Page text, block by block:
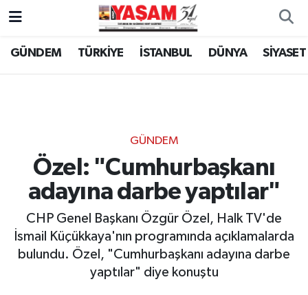
GÜNDEM TÜRKİYE İSTANBUL DÜNYA SİYASET
GÜNDEM
Özel: "Cumhurbaşkanı
adayına darbe yaptılar"
CHP Genel Başkanı Özgür Özel, Halk TV'de
İsmail Küçükkaya'nın programında açıklamalarda
bulundu. Özel, "Cumhurbaşkanı adayına darbe
yaptılar" diye konuştu